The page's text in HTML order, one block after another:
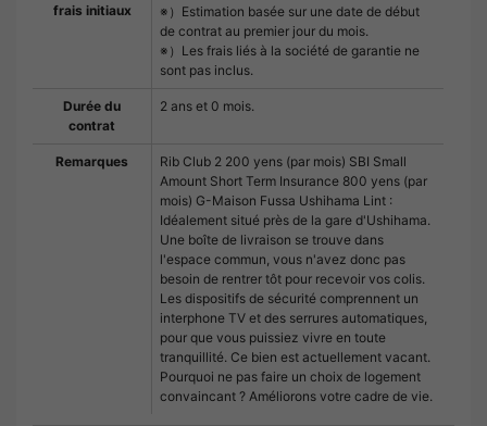
frais initiaux
※）Estimation basée sur une date de début
de contrat au premier jour du mois.
※）Les frais liés à la société de garantie ne
sont pas inclus.
Durée du
contrat
2 ans et 0 mois.
Remarques
Rib Club 2 200 yens (par mois) SBI Small
Amount Short Term Insurance 800 yens (par
mois) G-Maison Fussa Ushihama Lint :
Idéalement situé près de la gare d'Ushihama.
Une boîte de livraison se trouve dans
l'espace commun, vous n'avez donc pas
besoin de rentrer tôt pour recevoir vos colis.
Les dispositifs de sécurité comprennent un
interphone TV et des serrures automatiques,
pour que vous puissiez vivre en toute
tranquillité. Ce bien est actuellement vacant.
Pourquoi ne pas faire un choix de logement
convaincant ? Améliorons votre cadre de vie.